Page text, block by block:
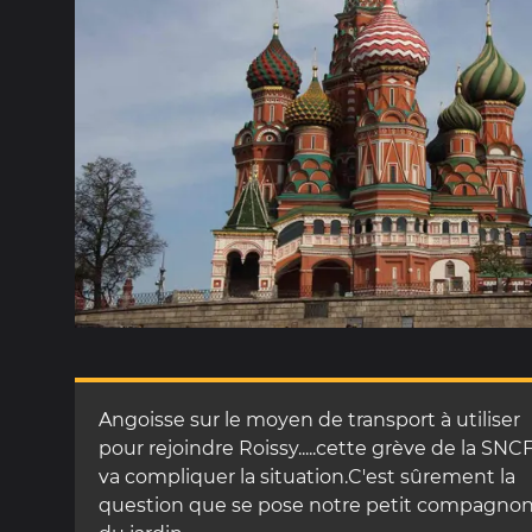
Angoisse sur le moyen de transport à utiliser
pour rejoindre Roissy.....cette grève de la
va compliquer la situation.C'est sûrement la
question que se pose notre petit